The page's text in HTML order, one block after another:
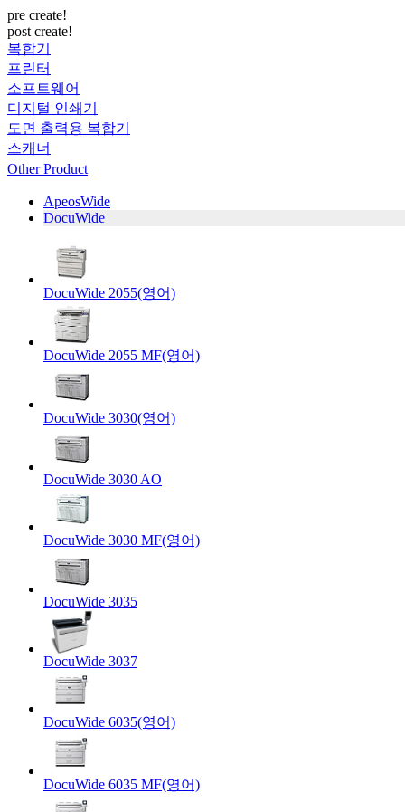
pre create!
post create!
복합기
프린터
소프트웨어
디지털 인쇄기
도면 출력용 복합기
스캐너
Other Product
ApeosWide
DocuWide
DocuWide 2055(영어)
DocuWide 2055 MF(영어)
DocuWide 3030(영어)
DocuWide 3030 AO
DocuWide 3030 MF(영어)
DocuWide 3035
DocuWide 3037
DocuWide 6035(영어)
DocuWide 6035 MF(영어)